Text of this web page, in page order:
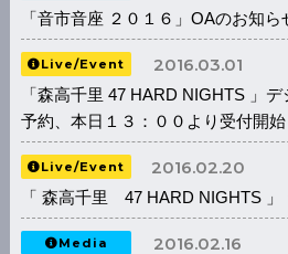
「音市音座 ２０１６」OAのお知ら
Live/Event 2016.03.01
「森高千里 47 HARD NIGHTS 」
予約、本日１３：００より受付開始
Live/Event 2016.02.20
「 森高千里 47 HARD NIGHTS 」
Media 2016.02.16